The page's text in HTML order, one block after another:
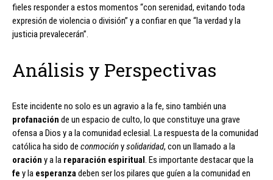
fieles responder a estos momentos “con serenidad, evitando toda
expresión de violencia o división” y a confiar en que “la verdad y la
justicia prevalecerán”.
Análisis y Perspectivas
Este incidente no solo es un agravio a la fe, sino también una
profanación de un espacio de culto, lo que constituye una grave
ofensa a Dios y a la comunidad eclesial. La respuesta de la comunidad
católica ha sido de conmociónysolidaridad, con un llamado a la
oración y a la reparación espiritual. Es importante destacar que la
fe y la esperanzadeben ser los pilares que guíen a la comunidad en